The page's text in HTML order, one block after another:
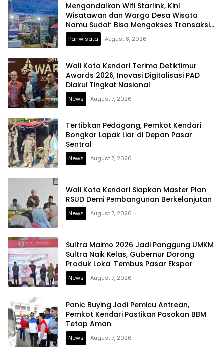
Mengandalkan Wifi Starlink, Kini
Wisatawan dan Warga Desa Wisata
Namu Sudah Bisa Mengakses Transaksi
Digital
Pariwisata August 8, 2026
Wali Kota Kendari Terima Detiktimur
Awards 2026, Inovasi Digitalisasi PAD
Diakui Tingkat Nasional
News August 7, 2026
Tertibkan Pedagang, Pemkot Kendari
Bongkar Lapak Liar di Depan Pasar
Sentral
News August 7, 2026
Wali Kota Kendari Siapkan Master Plan
RSUD Demi Pembangunan Berkelanjutan
News August 7, 2026
Sultra Maimo 2026 Jadi Panggung UMKM
Sultra Naik Kelas, Gubernur Dorong
Produk Lokal Tembus Pasar Ekspor
News August 7, 2026
Panic Buying Jadi Pemicu Antrean,
Pemkot Kendari Pastikan Pasokan BBM
Tetap Aman
News August 7, 2026